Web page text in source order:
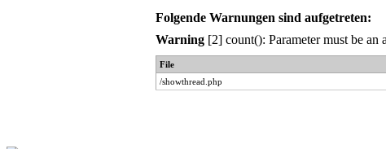
Folgende Warnungen sind aufgetreten:
Warning [2] count(): Parameter must be
File
/showthread.php